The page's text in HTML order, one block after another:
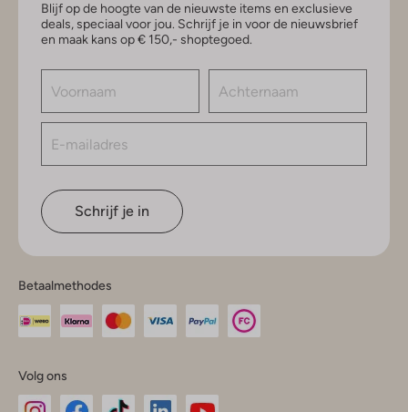
Blijf op de hoogte van de nieuwste items en exclusieve
deals, speciaal voor jou. Schrijf je in voor de nieuwsbrief
en maak kans op € 150,- shoptegoed.
Schrijf je in
Betaalmethodes
Volg ons